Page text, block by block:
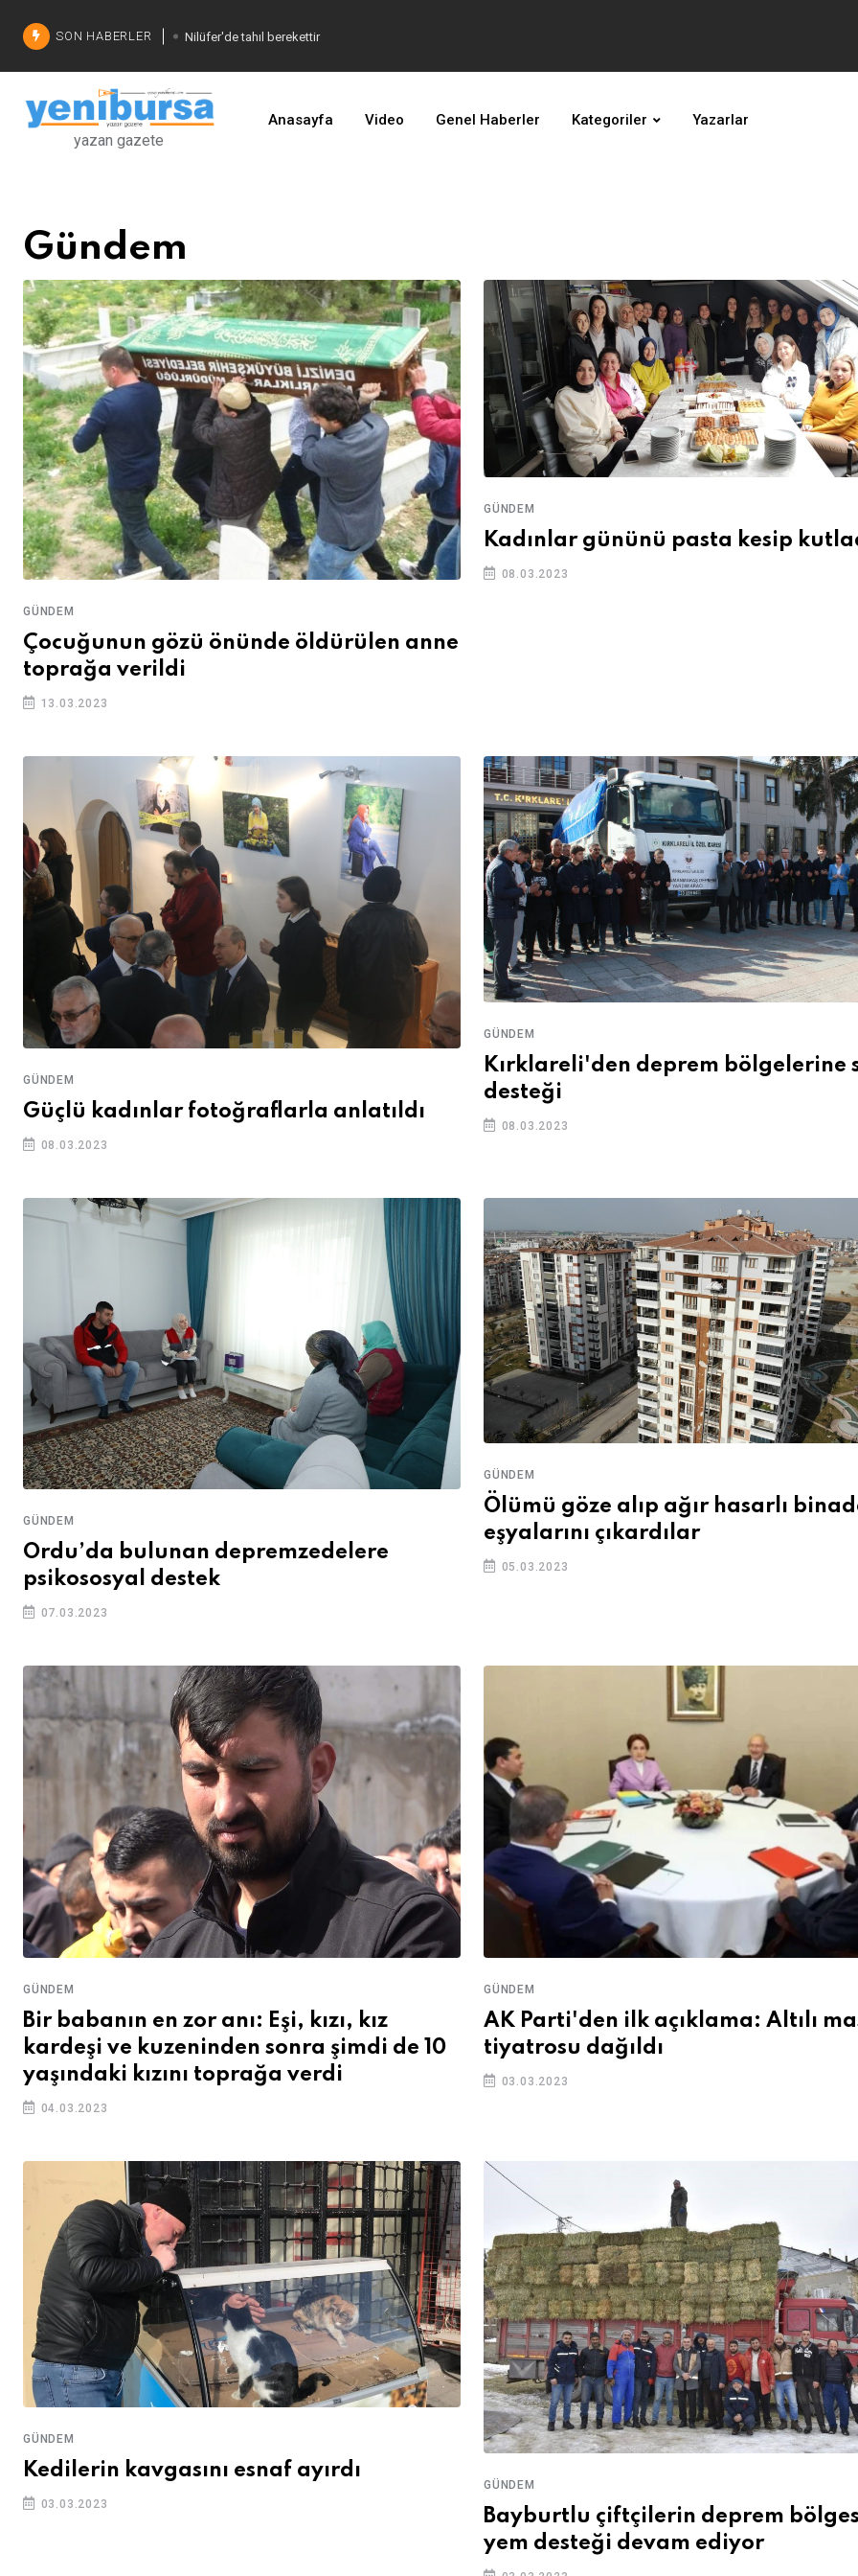
SON HABERLER Nilüfer'de tahıl berekettir
Şadi Özdemir'den çözüm
İşinizi geliştirin
yazan gazete
Anasayfa Video Genel Haberler Kategoriler Yazarlar
Gündem
GÜNDEM
Çocuğunun gözü önünde öldürülen anne
toprağa verildi
13.03.2023
GÜNDEM
Kadınlar gününü pasta kesip
08.03.2023
GÜNDEM
Güçlü kadınlar fotoğraflarla anlatıldı
08.03.2023
GÜNDEM
Kırklareli'den deprem bölgelerine
desteği
08.03.2023
GÜNDEM
Ordu’da bulunan depremzedelere
psikososyal destek
07.03.2023
GÜNDEM
Ölümü göze alıp ağır hasarlı
eşyalarını çıkardılar
05.03.2023
GÜNDEM
Bir babanın en zor anı: Eşi, kızı, kız
kardeşi ve kuzeninden sonra şimdi de 10
yaşındaki kızını toprağa verdi
04.03.2023
GÜNDEM
AK Parti'den ilk açıklama: Altılı
tiyatrosu dağıldı
03.03.2023
GÜNDEM
Kedilerin kavgasını esnaf ayırdı
03.03.2023
GÜNDEM
Bayburtlu çiftçilerin deprem
yem desteği devam ediyor